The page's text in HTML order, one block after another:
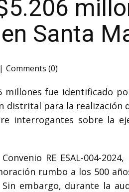
Santa
Comments (0)
millones fue identificado
para la realización
interrogantes sobre la
RE ESAL-004-
rumbo a los 500
embargo, durante la